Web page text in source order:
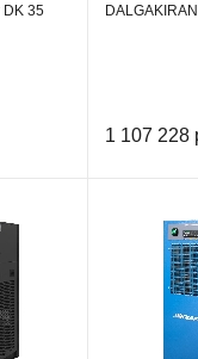
DK 35
1 107 228